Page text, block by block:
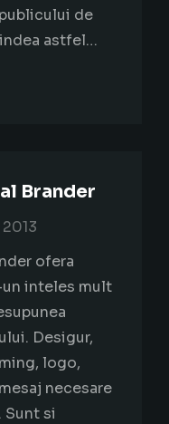
de
astfel…
Brander
ofera
inteles mult
Desigur,
logo,
necesare
Sunt si